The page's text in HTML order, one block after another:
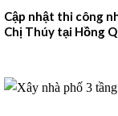
Cập nhật thi công
Chị Thúy tại Hồng